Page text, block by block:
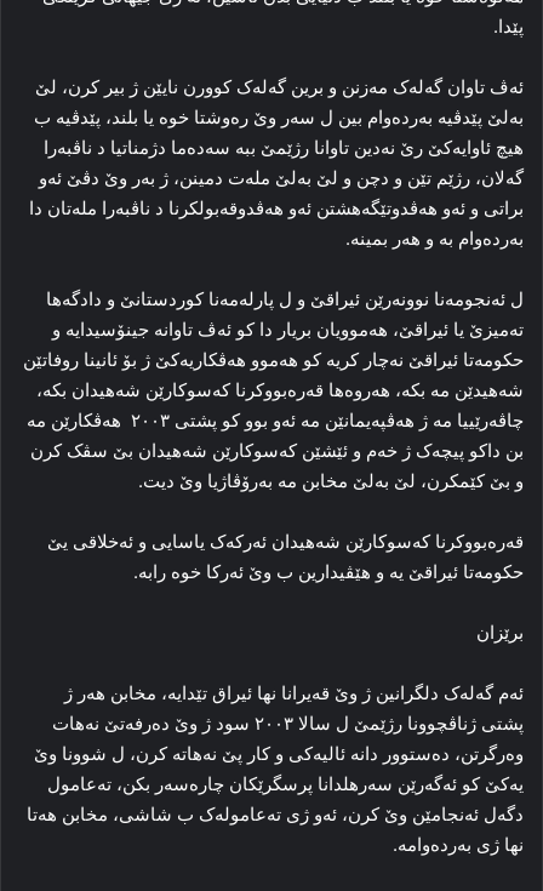
پێدا.
ئه‌ڤ تاوان گه‌له‌ک مه‌زنن و برین گه‌له‌ک کوورن نایێن ژ بیر کرن، لێ
به‌لێ پێدڤیە به‌رده‌وام بین ل سه‌ر وێ ره‌وشتا خوه‌ یا بلند، پێدڤیە ب
هیچ ئاوایه‌کێ رێ نه‌دین تاوانا رژێمێ ببە سه‌ده‌ما دژمناتیا د ناڤبه‌را
گه‌لان، رژێم تێن و دچن و لێ به‌لێ مله‌ت دمینن، ژ به‌ر وێ دڤێ ئه‌و
براتی و ئه‌و هه‌ڤدوتێگەهشتن ئه‌و هه‌ڤدوقه‌بولکرنا د ناڤبه‌را مله‌تان دا
به‌رده‌وام بە و هه‌ر بمینه‌.
ل ئه‌نجومه‌نا نوونه‌رێن ئیراقێ و ل پارله‌مه‌نا کوردستانێ و دادگه‌ها
ته‌میزێ یا ئیراقێ، هه‌موویان بریار دا کو ئه‌ڤ تاوانە جینۆسیدایە و
حکومه‌تا ئیراقێ نەچار کریه‌ کو هه‌موو هه‌ڤکاریه‌کێ ژ بۆ ئانینا روفاتێن
شه‌هیدێن مه‌ بکه‌، هه‌روەها قه‌ره‌بووکرنا که‌سوکارێن شه‌هیدان بکە،
چاڤه‌رێییا مه‌ ژ هه‌ڤپه‌یمانێن مە ئه‌و بوو کو پشتی ۲۰۰۳ هه‌ڤکارێن مه‌
بن داکو پیچه‌ک ژ خه‌م و ئێشێن که‌سوکارێن شه‌هیدان بێ سڤک کرن
و بێ کێمکرن، لێ به‌لێ مخابن مه‌ به‌رۆڤاژیا وێ دیت.
قه‌ره‌بووکرنا که‌سوکارێن شه‌هیدان ئه‌رکه‌ک یاسایی و ئه‌خلاقی یێ
حکومه‌تا ئیراقێ یه‌ و هێڤیدارین ب وێ ئه‌رکا خوه‌ رابه‌.
برێزان
ئه‌م گه‌له‌ک دلگرانین ژ وێ قه‌یرانا نها ئیراق تێدایه‌، مخابن هه‌ر ژ
پشتی ژناڤچوونا رژێمێ ل سالا ۲۰۰۳ سود ژ وێ ده‌رفه‌تێ نه‌هات
وه‌رگرتن، ده‌ستوور دانه‌ ئالیه‌کی و کار پێ نەهاتە کرن، ل شوونا وێ
یه‌کێ کو ئەگەرێن سەرهلدانا پرسگرێکان چاره‌سه‌ر بکن، تەعامول
دگه‌ل ئه‌نجامێن وێ کرن، ئه‌و ژی ته‌عاموله‌ک ب شاشی، مخابن هه‌تا
نها ژی به‌رده‌وامه‌.